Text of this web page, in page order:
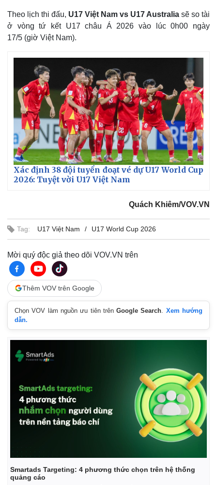
Thế giới
Quan sát
Cuộc sống đó đây
Hồ sơ
Multimedia
Video
Ảnh
E-Magazine
Infographic
Theo lịch thi đấu, U17 Việt Nam vs U17 Australia sẽ so tài
ở vòng tứ kết U17 châu Á 2026 vào lúc 0h00 ngày
17/5 (giờ Việt Nam).
Xác định 38 đội tuyển đoạt vé dự U17 World Cup
2026: Tuyệt vời U17 Việt Nam
Quách Khiêm/VOV.VN
Tag: U17 Việt Nam U17 World Cup 2026
Mời quý độc giả theo dõi VOV.VN trên
Thêm VOV trên Google
Chọn VOV làm nguồn ưu tiên trênGoogle Search
Xem hướng
dẫn.
Smartads Targeting: 4 phương thức chọn trên hệ thống
quảng cáo